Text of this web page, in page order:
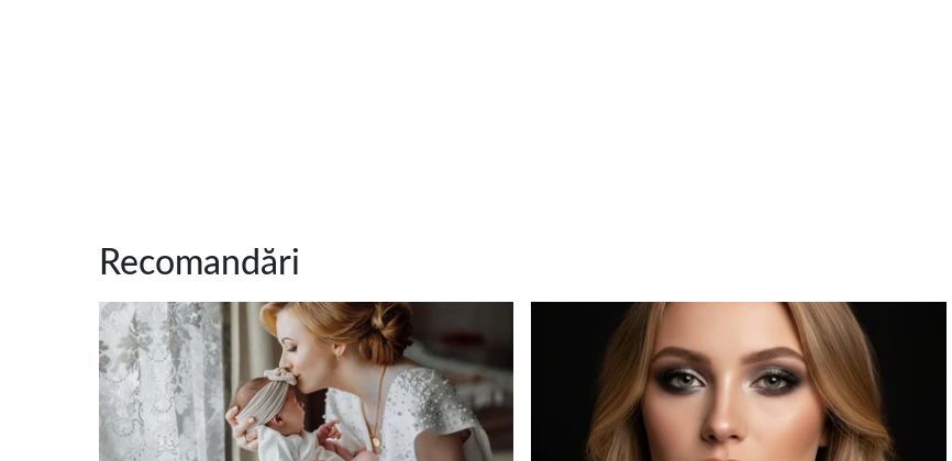
Recomandări